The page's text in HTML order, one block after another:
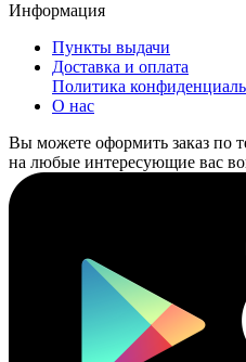
Информация
Пункты выдачи
Доставка и оплата
Политика
О нас
Вы можете оформить заказ по
на любые интересующие вас